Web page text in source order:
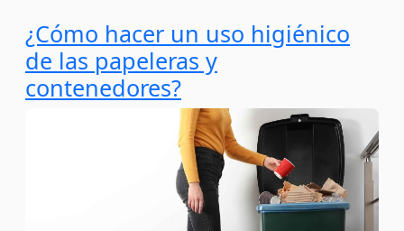
¿Cómo hacer un uso higiénico
de las papeleras y
contenedores?